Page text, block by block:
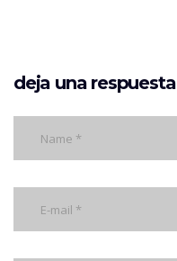
deja una respuesta